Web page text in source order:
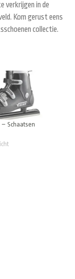
verkrijgen in de
Kom gerust eens
collectie.
– Schaatsen